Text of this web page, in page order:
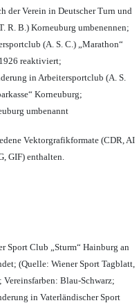
der Verein in Deutscher Turn und
R. B.) Korneuburg umbenennen;
(A. S. C.) „Marathon“
reaktiviert;
in Arbeitersportclub (A. S.
Korneuburg;
umbenannt
Vektorgrafikformate (CDR, AI
GIF) enthalten.
Sport Club „Sturm“ Hainburg an
(Quelle: Wiener Sport Tagblatt,
Blau-Schwarz;
in Vaterländischer Sport